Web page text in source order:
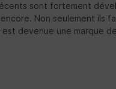
sont fortement
Non seulement ils
est devenue une